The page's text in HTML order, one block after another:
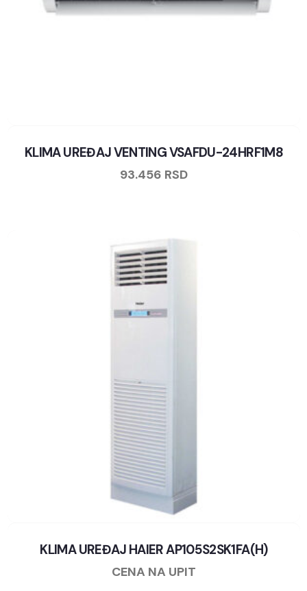
KLIMA UREĐAJ VENTING VSAFDU-24HRF1M8
93.456 RSD
KLIMA UREĐAJ HAIER AP105S2SK1FA(H)
CENA NA UPIT